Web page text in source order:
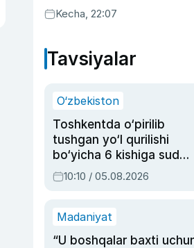
“Bunyodkor”dan ustun
“Nasaf” durang qayd etdi
Kecha, 22:07
Tavsiyalar
O‘zbekiston
Toshkentda o‘pirilib
tushgan yo‘l qurilishi
bo‘yicha 6 kishiga sud
hukmi o‘qildi
10:10 / 05.08.2026
Madaniyat
“U boshqalar baxti